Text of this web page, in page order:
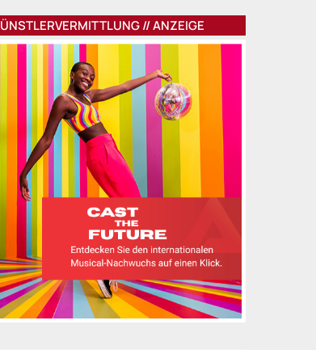
in Stuttgart: Sabrina Weckerlin und Maximilian Mann
// ANZEIGE